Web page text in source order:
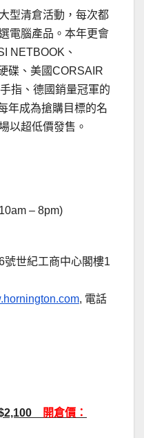
型清倉活動，每次都
電腦產品。本年更會
NETBOOK、
碟、美國CORSAIR
指、德國銷量冠軍的
年成為搶購目標的名
以超低價發售。
– 8pm)
號世紀工商中心閣樓1
, 電話
開倉價：